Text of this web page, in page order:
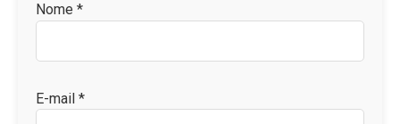
Nome *
E-mail *